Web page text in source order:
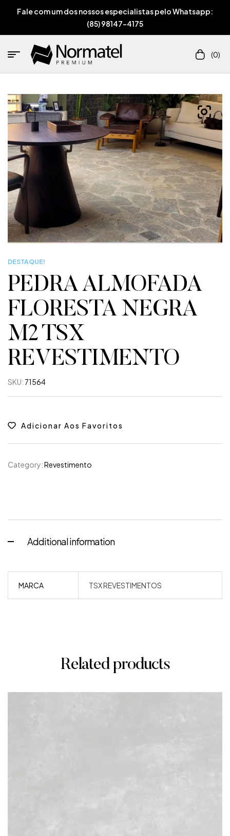
Fale com um dos nossos especialistas pelo Whatsapp:
(85) 98147-4175
(0)
DESTAQUE!
PEDRA ALMOFADA
FLORESTA NEGRA
M2 TSX
REVESTIMENTO
SKU: 71564
Adicionar Aos Favoritos
Category:Revestimento
Additional information
MARCA TSX REVESTIMENTOS
Related products